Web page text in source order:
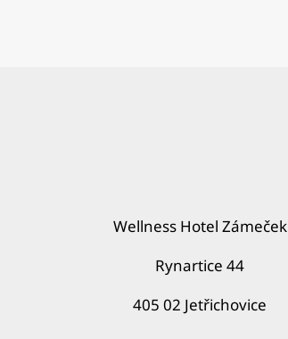
Wellness Hotel Zámeček
Rynartice 44
405 02 Jetřichovice